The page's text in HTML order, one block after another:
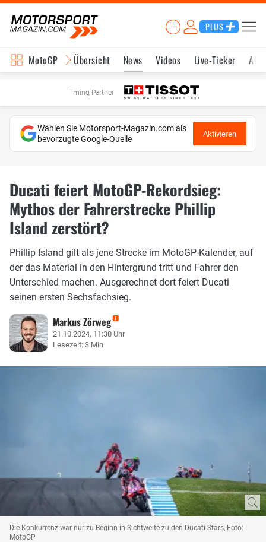
PLUS
MotoGP Übersicht News Videos Live-Ticker
Timing Partner
Wählen Sie Motorsport-Magazin.com als
bevorzugte Google-Quelle
Aktivieren
Ducati feiert MotoGP-Rekordsieg:
Mythos der Fahrerstrecke Phillip
Island zerstört?
Phillip Island gilt als jene Strecke im MotoGP-Kalender, auf
der das Material in den Hintergrund tritt und Fahrer den
Unterschied machen. Ausgerechnet dort feiert Ducati
seinen ersten Sechsfachsieg.
Markus Zörweg
21.10.2024, 11:30 Uhr
Lesezeit: 3 Min
Die Konkurrenz war nur zu Beginn in Sichtweite zu den Ducati-Stars, Foto:
MotoGP